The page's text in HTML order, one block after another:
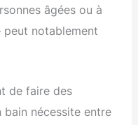
âgées ou à
peut notablement
de faire des
bain nécessite entre